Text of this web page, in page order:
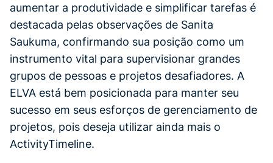
aumentar a produtividade e simplificar tarefas é
destacada pelas observações de Sanita
Saukuma, confirmando sua posição como um
instrumento vital para supervisionar grandes
grupos de pessoas e projetos desafiadores. A
ELVA está bem posicionada para manter seu
sucesso em seus esforços de gerenciamento de
projetos, pois deseja utilizar ainda mais o
ActivityTimeline.